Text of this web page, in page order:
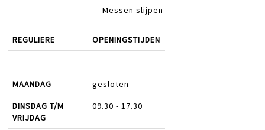
Messen slijpen
REGULIERE OPENINGSTIJDEN
MAANDAG gesloten
DINSDAG T/M
VRIJDAG
09.30 - 17.30